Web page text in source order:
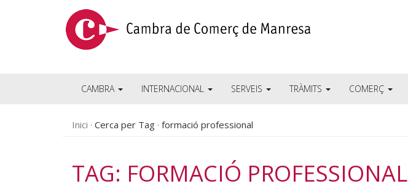
CAMBRA INTERNACIONAL SERVEIS TRÀMITS COMERÇ
Inici Cerca per Tag formació professional
TAG: FORMACIÓ PROFESSIONAL